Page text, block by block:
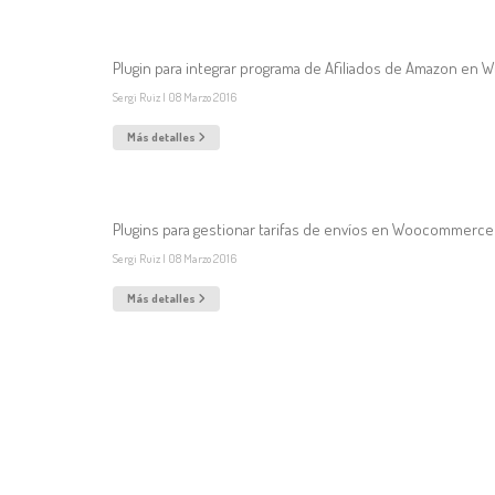
Plugin para integrar programa de Afiliados de Amazon en
Sergi Ruiz | 08 Marzo2016
Más detalles
Plugins para gestionar tarifas de envíos en Woocommerce
Sergi Ruiz | 08 Marzo2016
Más detalles